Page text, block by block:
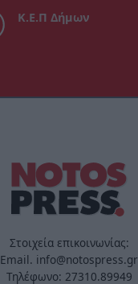
Κ.Ε.Π Δήμων
Στοιχεία επικοινωνίας:
Email. info@notospress.gr
Τηλέφωνο: 27310.89949